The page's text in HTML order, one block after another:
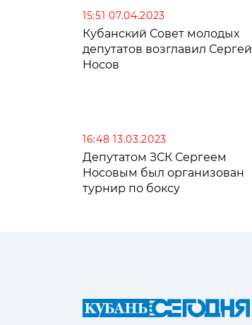
15:51 07.04.2023
Кубанский Совет молодых
депутатов возглавил Сергей
Носов
16:48 13.03.2023
Депутатом ЗСК Сергеем
Носовым был организован
турнир по боксу